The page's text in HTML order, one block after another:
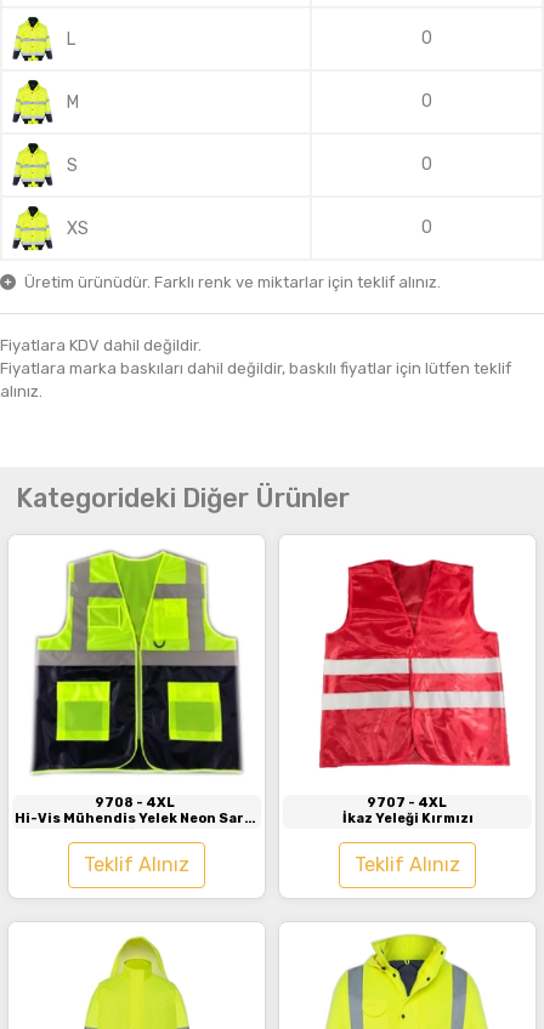
L 0
M 0
S 0
XS 0
Üretim ürünüdür. Farklı renk ve miktarlar için teklif alınız.
Fiyatlara KDV dahil değildir.
Fiyatlara marka baskıları dahil değildir, baskılı fiyatlar için lütfen teklif
alınız.
Kategorideki Diğer Ürünler
İncele
9708 - 4XL
Hi-Vis Mühendis Yelek Neon Sarı -
Teklif Alınız
İncele
9707 - 4XL
İkaz Yeleği Kırmızı
Teklif Alınız